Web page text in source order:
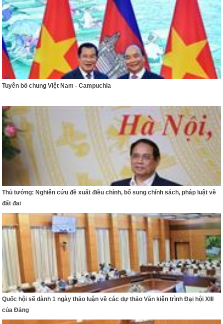
Tuyên bố chung Việt Nam - Campuchia
Thủ tướng: Nghiên cứu đề xuất điều chỉnh, bổ sung chính sách, pháp luật về
đất đai
Quốc hội sẽ dành 1 ngày thảo luận về các dự thảo Văn kiện trình Đại hội XIII
của Đảng